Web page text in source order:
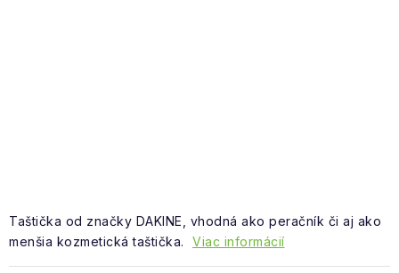
Taštička od značky DAKINE, vhodná ako peračník či aj ako
menšia kozmetická taštička.
Viac informácií